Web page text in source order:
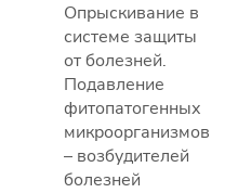
Опрыскивание в
системе защиты
от болезней.
Подавление
фитопатогенных
микроорганизмов
– возбудителей
болезней